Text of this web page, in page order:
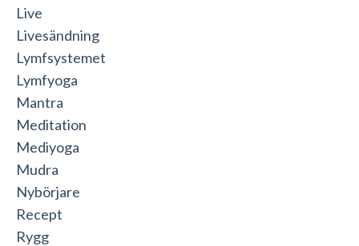
Live
Livesändning
Lymfsystemet
Lymfyoga
Mantra
Meditation
Mediyoga
Mudra
Nybörjare
Recept
Rygg